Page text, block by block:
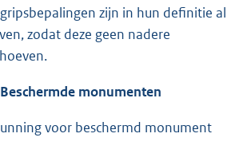
zijn in hun definitie al
zodat deze geen nadere
monumenten
voor beschermd monument